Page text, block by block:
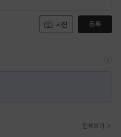
사진 등록
전체보기